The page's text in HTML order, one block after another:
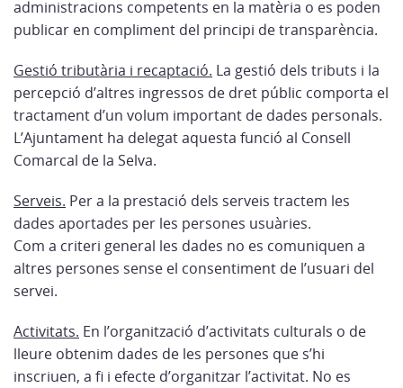
administracions competents en la matèria o es poden
publicar en compliment del principi de transparència.
Gestió tributària i recaptació. La gestió dels tributs i la
percepció d’altres ingressos de dret públic comporta el
tractament d’un volum important de dades personals.
L’Ajuntament ha delegat aquesta funció al Consell
Comarcal de la Selva.
Serveis. Per a la prestació dels serveis tractem les
dades aportades per les persones usuàries.
Com a criteri general les dades no es comuniquen a
altres persones sense el consentiment de l’usuari del
servei.
Activitats. En l’organització d’activitats culturals o de
lleure obtenim dades de les persones que s’hi
inscriuen, a fi i efecte d’organitzar l’activitat. No es